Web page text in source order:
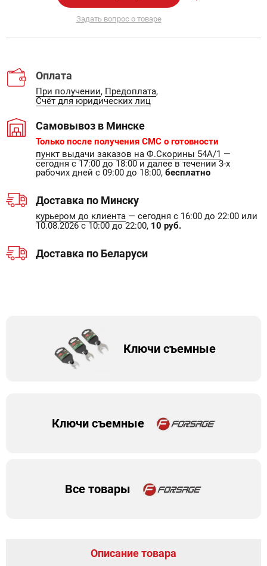
Задать вопрос о товаре
Оплата
При получении, Предоплата,
Счёт для юридических лиц
Самовывоз в Минске
Только после получения СМС о готовности
пункт выдачи заказов на Ф.Скорины 54А/1 —
сегодня с 17:00 до 18:00 и далее в течении 3-х
рабочих дней с 09:00 до 18:00, бесплатно
Доставка по Минску
курьером до клиента — сегодня с 16:00 до 22:00 или
10.08.2026 с 10:00 до 22:00, 10 руб.
Доставка по Беларуси
Ключи съемные
Ключи съемные
Все товары
Описание товара